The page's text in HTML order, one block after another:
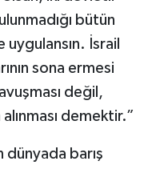
bütün
uygulansın. İsrail
sona ermesi
değil,
demektir.”
barış